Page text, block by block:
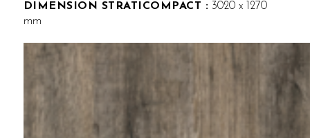
DIMENSION STRATICOMPACT : 3020 x 1270
mm